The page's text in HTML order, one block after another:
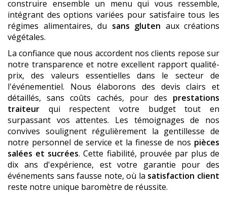
construire ensemble un menu qui vous ressemble,
intégrant des options variées pour satisfaire tous les
régimes alimentaires, du sans gluten aux créations
végétales.
La confiance que nous accordent nos clients repose sur
notre transparence et notre excellent rapport qualité-
prix, des valeurs essentielles dans le secteur de
l'événementiel. Nous élaborons des devis clairs et
détaillés, sans coûts cachés, pour des prestations
traiteur qui respectent votre budget tout en
surpassant vos attentes. Les témoignages de nos
convives soulignent régulièrement la gentillesse de
notre personnel de service et la finesse de nos pièces
salées et sucrées. Cette fiabilité, prouvée par plus de
dix ans d'expérience, est votre garantie pour des
événements sans fausse note, où la satisfaction client
reste notre unique baromètre de réussite.